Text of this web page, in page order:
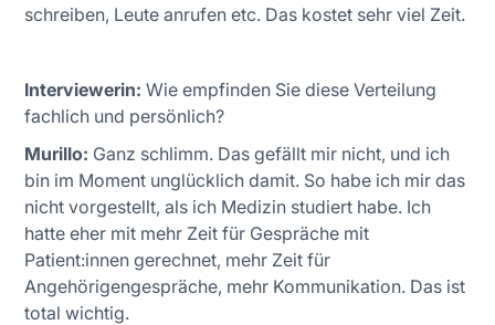
schreiben, Leute anrufen etc. Das kostet sehr viel Zeit.
Interviewerin: Wie empfinden Sie diese Verteilung
fachlich und persönlich?
Murillo: Ganz schlimm. Das gefällt mir nicht, und ich
bin im Moment unglücklich damit. So habe ich mir das
nicht vorgestellt, als ich Medizin studiert habe. Ich
hatte eher mit mehr Zeit für Gespräche mit
Patient:innen gerechnet, mehr Zeit für
Angehörigengespräche, mehr Kommunikation. Das ist
total wichtig.